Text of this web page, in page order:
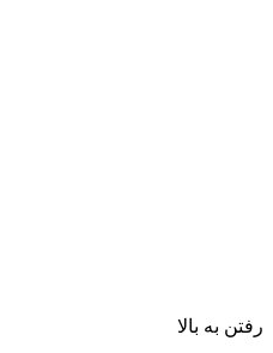
رفتن به بالا